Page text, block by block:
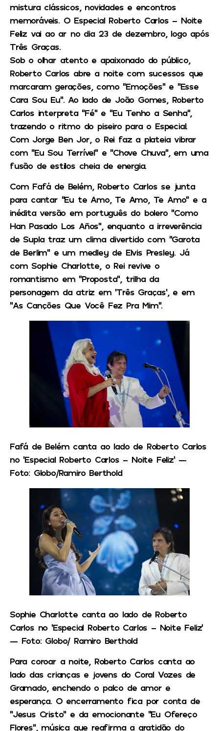
mistura clássicos, novidades e encontros
memoráveis. O Especial Roberto Carlos – Noite
Feliz vai ao ar no dia 23 de dezembro, logo após
Três Graças.
Sob o olhar atento e apaixonado do público,
Roberto Carlos abre a noite com sucessos que
marcaram gerações, como “Emoções” e “Esse
Cara Sou Eu”. Ao lado de João Gomes, Roberto
Carlos interpreta “Fé” e “Eu Tenho a Senha”,
trazendo o ritmo do piseiro para o Especial.
Com Jorge Ben Jor, o Rei faz a plateia vibrar
com “Eu Sou Terrível” e “Chove Chuva”, em uma
fusão de estilos cheia de energia.
Com Fafá de Belém, Roberto Carlos se junta
para cantar “Eu te Amo, Te Amo, Te Amo” e a
inédita versão em português do bolero “Como
Han Pasado Los Años”, enquanto a irreverência
de Supla traz um clima divertido com “Garota
de Berlim” e um medley de Elvis Presley. Já
com Sophie Charlotte, o Rei revive o
romantismo em “Proposta”, trilha da
personagem da atriz em ‘Três Graças’, e em
“As Canções Que Você Fez Pra Mim”.
Fafá de Belém canta ao lado de Roberto Carlos
no ‘Especial Roberto Carlos – Noite Feliz’ —
Foto: Globo/Ramiro Berthold
Sophie Charlotte canta ao lado de Roberto
Carlos no ‘Especial Roberto Carlos – Noite Feliz’
— Foto: Globo/ Ramiro Berthold
Para coroar a noite, Roberto Carlos canta ao
lado das crianças e jovens do Coral Vozes de
Gramado, enchendo o palco de amor e
esperança. O encerramento fica por conta de
“Jesus Cristo” e da emocionante “Eu Ofereço
Flores”, música que reafirma a gratidão do